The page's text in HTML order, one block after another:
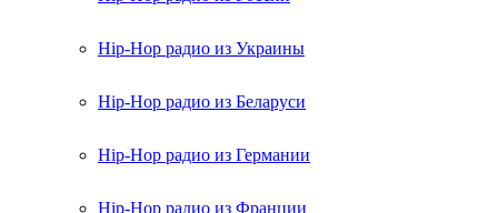
Hip-Hop радио из Украины
Hip-Hop радио из Беларуси
Hip-Hop радио из Германии
Hip-Hop радио из Франции